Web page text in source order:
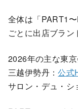
全体は「PART1
ごとに出店ブラン
2026年の主な東
三越伊勢丹：公式
サロン・デュ・シ